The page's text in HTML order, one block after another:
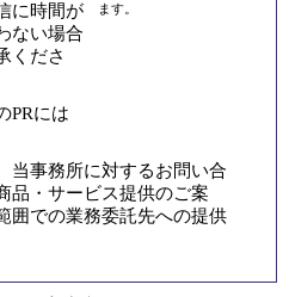
ます。
に時間が
ない場合
くださ
PRには
当事務所に対するお問い合
品・サービス提供のご案
囲での業務委託先への提供